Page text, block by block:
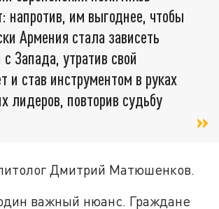
напротив, им выгоднее, чтобы
Армения стала зависеть
Запада, утратив свой
и став инструментом в руках
лидеров, повторив судьбу
Дмитрий Матюшенков.
важный нюанс. Граждане